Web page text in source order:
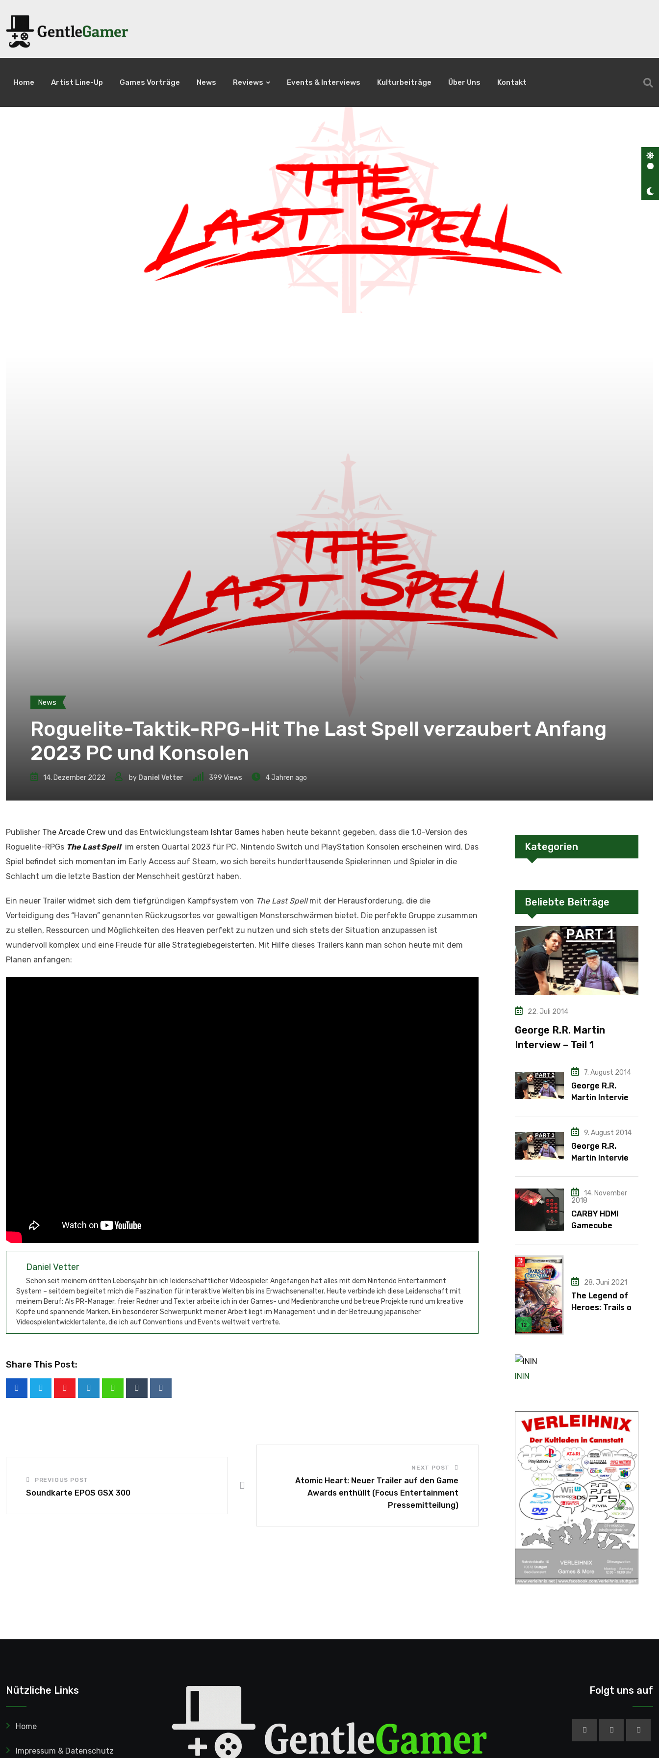
Home Artist Line-Up Games Vorträge News Reviews Events & Interviews Kulturbeiträge Über Uns Kontakt
News
Roguelite-Taktik-RPG-Hit The Last Spell verzaubert Anfang
2023 PC und Konsolen
14. Dezember 2022 by Daniel Vetter 399 Views 4 Jahren ago
Publisher The Arcade Crew und das Entwicklungsteam Ishtar Games haben heute bekannt gegeben, dass die 1.0-Version des
Roguelite-RPGs The Last Spellim ersten Quartal 2023 für PC, Nintendo Switch und PlayStation Konsolen erscheinen wird. Das
Spiel befindet sich momentan im Early Access auf Steam, wo sich bereits hunderttausende Spielerinnen und Spieler in die
Schlacht um die letzte Bastion der Menschheit gestürzt haben.
Ein neuer Trailer widmet sich dem tiefgründigen Kampfsystem von The Last Spellmit der Herausforderung, die die
Verteidigung des “Haven” genannten Rückzugsortes vor gewaltigen Monsterschwärmen bietet. Die perfekte Gruppe zusammen
zu stellen, Ressourcen und Möglichkeiten des Heaven perfekt zu nutzen und sich stets der Situation anzupassen ist
wundervoll komplex und eine Freude für alle Strategiebegeisterten. Mit Hilfe dieses Trailers kann man schon heute mit dem
Planen anfangen:
Daniel Vetter
Schon seit meinem dritten Lebensjahr bin ich leidenschaftlicher Videospieler. Angefangen hat alles mit dem Nintendo Entertainment
System – seitdem begleitet mich die Faszination für interaktive Welten bis ins Erwachsenenalter. Heute verbinde ich diese Leidenschaft mit
meinem Beruf: Als PR-Manager, freier Redner und Texter arbeite ich in der Games- und Medienbranche und betreue Projekte rund um kreative
Köpfe und spannende Marken. Ein besonderer Schwerpunkt meiner Arbeit liegt im Management und in der Betreuung japanischer
Videospielentwicklertalente, die ich auf Conventions und Events weltweit vertrete.
Share This Post:
PREVIOUS POST
Soundkarte EPOS GSX 300
NEXT POST
Atomic Heart: Neuer Trailer auf den Game
Awards enthüllt (Focus Entertainment
Pressemitteilung)
Kategorien
Beliebte Beiträge
22. Juli 2014
George R.R. Martin
Interview – Teil 1
7. August 2014
George R.R.
Martin Interview
9. August 2014
George R.R.
Martin Interview
14. November
2018
CARBY HDMI
Gamecube
28. Juni 2021
The Legend of
Heroes: Trails of
ININ
Nützliche Links
Home
Impressum & Datenschutz
Folgt uns auf